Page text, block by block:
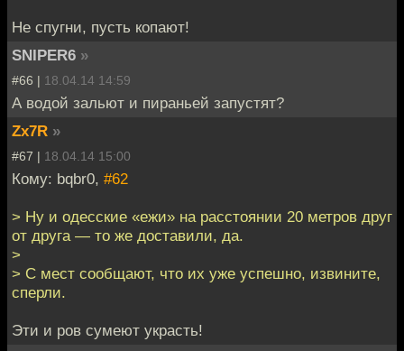
Не спугни, пусть копают!
SNIPER6 »
#66 | 18.04.14 14:59
А водой зальют и пираньей запустят?
Zx7R »
#67 | 18.04.14 15:00
Кому: bqbr0, #62
> Ну и одесские «ежи» на расстоянии 20 метров друг
от друга — то же доставили, да.
>
> С мест сообщают, что их уже успешно, извините,
сперли.
Эти и ров сумеют украсть!